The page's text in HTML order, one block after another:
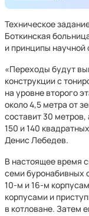
Техническое
Боткинская
и принципы научной
«Переходы будут
конструкции с
на уровне второго
около 4,5 метра от
составит 30
150 и 140
Денис Лебедев.
В настоящее время
семи буронабивных
10-м и 16-м
корпусами и
в котловане. Затем